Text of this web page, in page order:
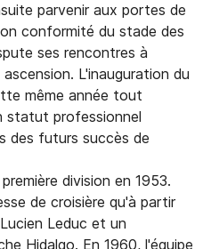
parvenir aux portes de
conformité du stade des
ses rencontres à
L'inauguration du
même année tout
statut professionnel
des futurs succès de
division en 1953.
de croisière qu'à partir
Leduc et un
Hidalgo. En 1960, l'équipe